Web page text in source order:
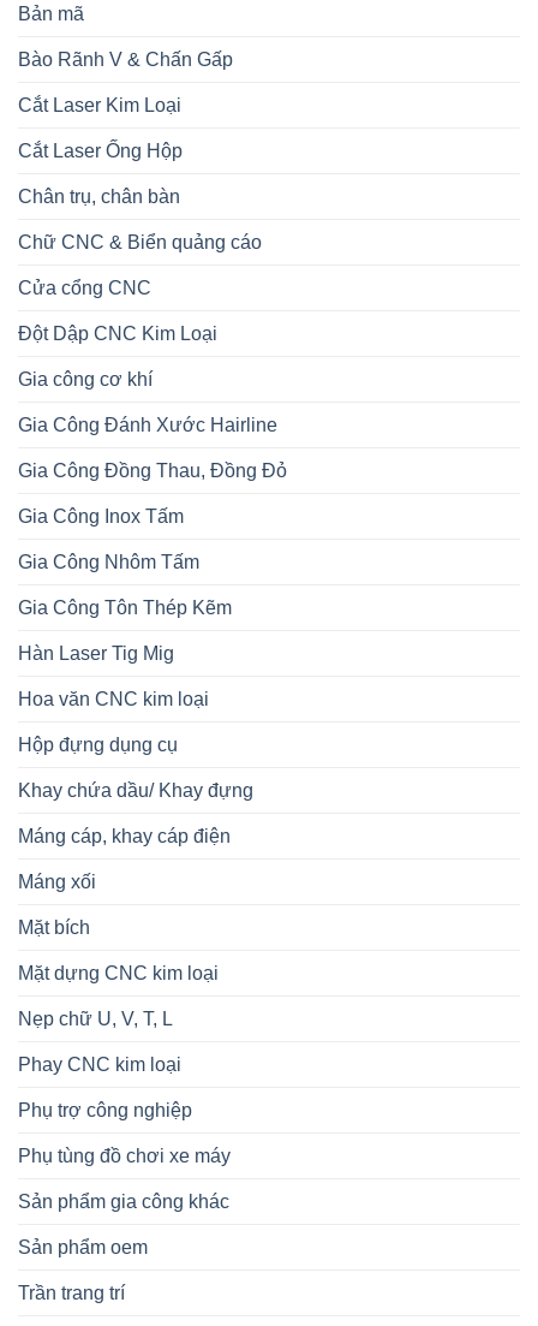
Bản mã
Bào Rãnh V & Chấn Gấp
Cắt Laser Kim Loại
Cắt Laser Ống Hộp
Chân trụ, chân bàn
Chữ CNC & Biển quảng cáo
Cửa cổng CNC
Đột Dập CNC Kim Loại
Gia công cơ khí
Gia Công Đánh Xước Hairline
Gia Công Đồng Thau, Đồng Đỏ
Gia Công Inox Tấm
Gia Công Nhôm Tấm
Gia Công Tôn Thép Kẽm
Hàn Laser Tig Mig
Hoa văn CNC kim loại
Hộp đựng dụng cụ
Khay chứa dầu/ Khay đựng
Máng cáp, khay cáp điện
Máng xối
Mặt bích
Mặt dựng CNC kim loại
Nẹp chữ U, V, T, L
Phay CNC kim loại
Phụ trợ công nghiệp
Phụ tùng đồ chơi xe máy
Sản phẩm gia công khác
Sản phẩm oem
Trần trang trí